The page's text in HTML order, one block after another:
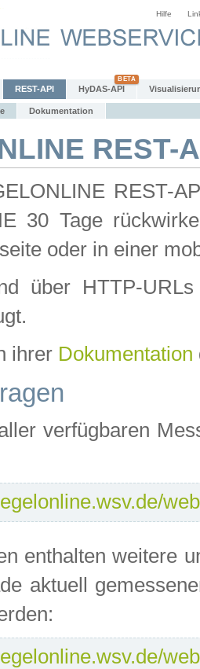
Hilfe
REST-API HyDAS-API
Dokumentation
REST-
REST-
30 Tage
oder in einer
über HTTP-
ihrer Dokumentation
verfügbaren
enthalten weitere
aktuell